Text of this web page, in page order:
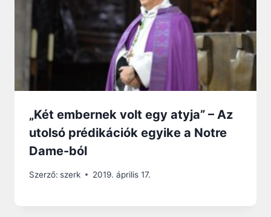
„Két embernek volt egy atyja” – Az
utolsó prédikációk egyike a Notre
Dame-ból
Szerző: szerk 2019. április 17.